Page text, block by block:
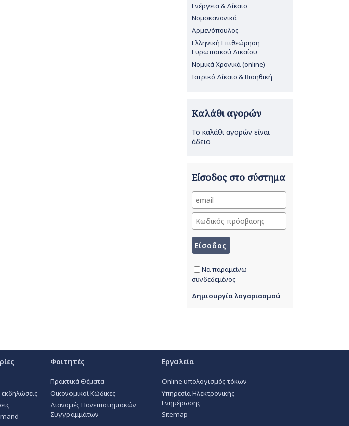
Ενέργεια & Δίκαιο
Νομοκανονικά
Αρμενόπουλος
Ελληνική Επιθεώρηση
Ευρωπαϊκού Δικαίου
Νομικά Χρονικά (online)
Ιατρικό Δίκαιο & Βιοηθική
Καλάθι αγορών
Το καλάθι αγορών είναι
άδειο
Είσοδος στο σύστημα
Να παραμείνω
συνδεδεμένος
Δημιουργία λογαριασμού
Φοιτητές
Πρακτικά Θέματα
Οικονομικοί Κώδικες
Διανομές Πανεπιστημιακών
Συγγραμμάτων
Εργαλεία
Online υπολογισμός τόκων
Υπηρεσία Ηλεκτρονικής
Ενημέρωσης
Sitemap